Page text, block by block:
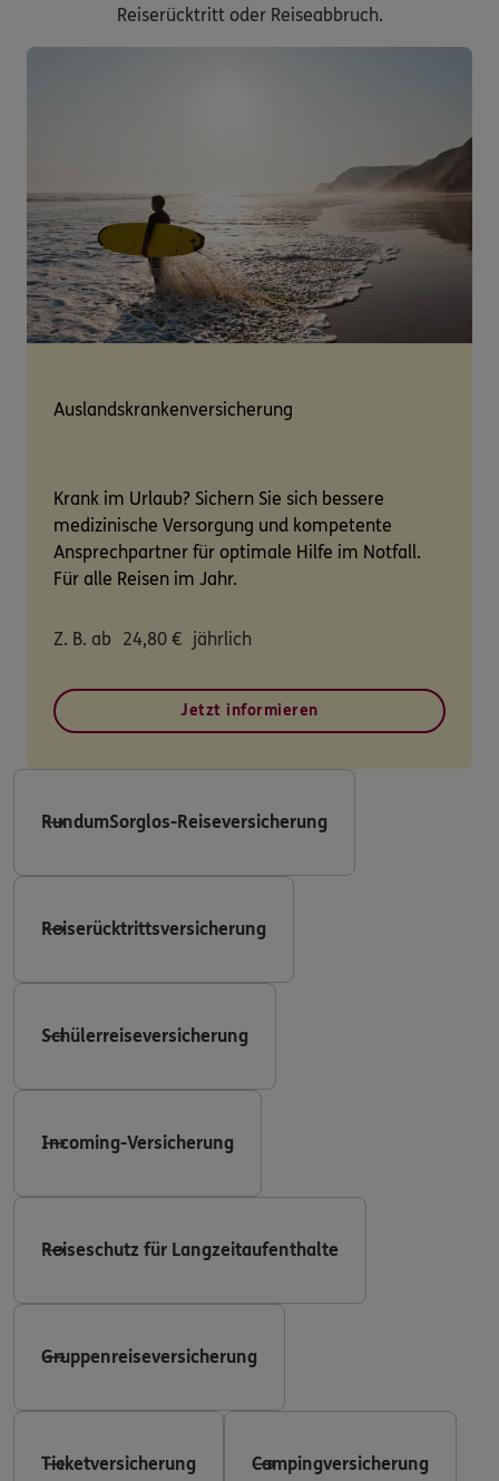
Reiserücktritt oder Reiseabbruch.
Auslandskrankenversicherung
Krank im Urlaub? Sichern Sie sich bessere
medizinische Versorgung und kompetente
Ansprechpartner für optimale Hilfe im Notfall.
Für alle Reisen im Jahr.
Z. B. ab 24,80 € jährlich
Jetzt informieren
RundumSorglos-Reiseversicherung
Reiserücktrittsversicherung
Schülerreiseversicherung
Incoming-Versicherung
Reiseschutz für Langzeitaufenthalte
Gruppenreiseversicherung
Ticketversicherung Campingversicherung